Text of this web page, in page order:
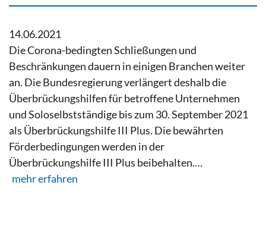
14.06.2021
Die Corona-bedingten Schließungen und
Beschränkungen dauern in einigen Branchen weiter
an. Die Bundesregierung verlängert deshalb die
Überbrückungshilfen für betroffene Unternehmen
und Soloselbstständige bis zum 30. September 2021
als Überbrückungshilfe III Plus. Die bewährten
Förderbedingungen werden in der
Überbrückungshilfe III Plus beibehalten.…
mehr erfahren